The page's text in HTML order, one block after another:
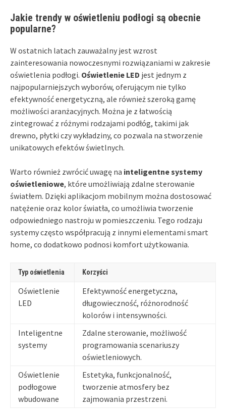
Jakie trendy w oświetleniu podłogi są obecnie
popularne?
W ostatnich latach zauważalny jest wzrost
zainteresowania nowoczesnymi rozwiązaniami w zakresie
oświetlenia podłogi. Oświetlenie LED jest jednym z
najpopularniejszych wyborów, oferującym nie tylko
efektywność energetyczną, ale również szeroką gamę
możliwości aranżacyjnych. Można je z łatwością
zintegrować z różnymi rodzajami podłóg, takimi jak
drewno, płytki czy wykładziny, co pozwala na stworzenie
unikatowych efektów świetlnych.
Warto również zwrócić uwagę na inteligentne systemy
oświetleniowe, które umożliwiają zdalne sterowanie
światłem. Dzięki aplikacjom mobilnym można dostosować
natężenie oraz kolor światła, co umożliwia tworzenie
odpowiedniego nastroju w pomieszczeniu. Tego rodzaju
systemy często współpracują z innymi elementami smart
home, co dodatkowo podnosi komfort użytkowania.
Typ oświetlenia Korzyści
Oświetlenie
LED
Efektywność energetyczna,
długowieczność, różnorodność
kolorów i intensywności.
Inteligentne
systemy
Zdalne sterowanie, możliwość
programowania scenariuszy
oświetleniowych.
Oświetlenie
podłogowe
wbudowane
Estetyka, funkcjonalność,
tworzenie atmosfery bez
zajmowania przestrzeni.